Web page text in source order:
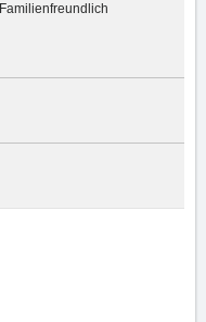
Familienfreundlich